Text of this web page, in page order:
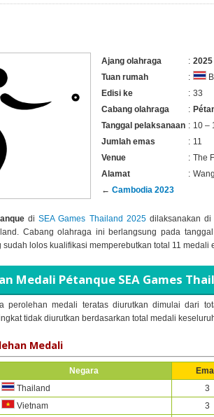
Ajang olahraga :
Tuan rumah
:
Edisi ke
: 33
Cabang olahraga
:
Tanggal pelaksanaan : 10 –
Jumlah emas
: 11
Venue
: The
Alamat
:
← Cambodia 2023
diSEA Games Thailand 2025dilaksanakan
Cabang olahraga ini berlangsung pada tanggal
sudah lolos kualifikasi memperebutkan total 11 medali
Medali Pétanque SEA Games
perolehan medali teratas diurutkan dimulai dari
tidak diurutkan berdasarkan total medali
Medali
Negara
Thailand 3
Vietnam 3